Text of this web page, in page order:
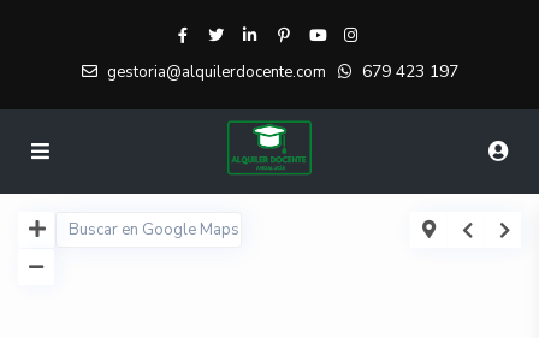
gestoria@alquilerdocente.com 679 423 197